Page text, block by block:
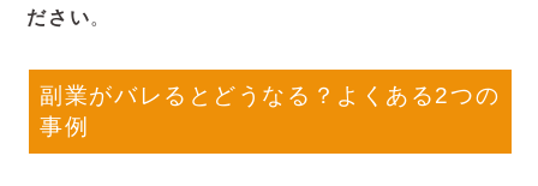
ださい。
副業がバレるとどうなる？よくある2つの
事例